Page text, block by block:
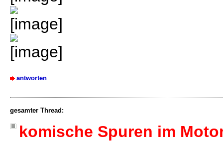
antworten
gesamter Thread:
komische Spuren im